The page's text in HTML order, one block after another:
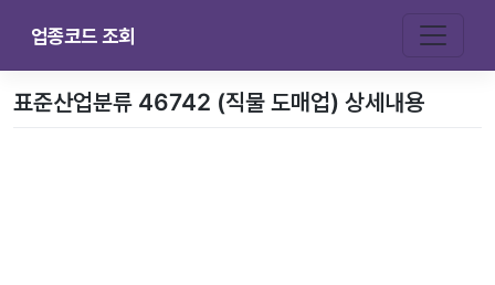
업종코드 조회
표준산업분류 46742 (직물 도매업) 상세내용